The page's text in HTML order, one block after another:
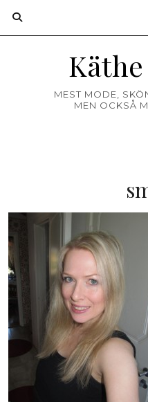
MEST MODE,
MEN OCKSÅ